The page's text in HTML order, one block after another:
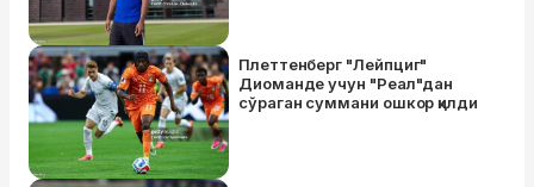
Плеттенберг "Лейпциг"
Диомандe учун "Реал"дан
сўраган суммани ошкор қилди